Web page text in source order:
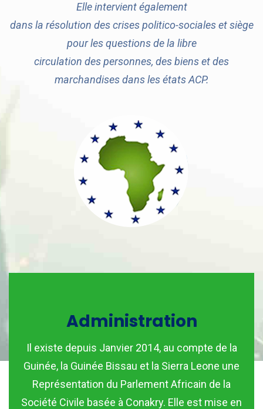
Elle intervient également
dans la résolution des crises politico-sociales et siège
pour les questions de la libre
circulation des personnes, des biens et des
marchandises dans les états ACP.
Administration
Il existe depuis Janvier 2014, au compte de la
Guinée, la Guinée Bissau et la Sierra Leone une
Représentation du Parlement Africain de la
Société Civile basée à Conakry. Elle est mise en